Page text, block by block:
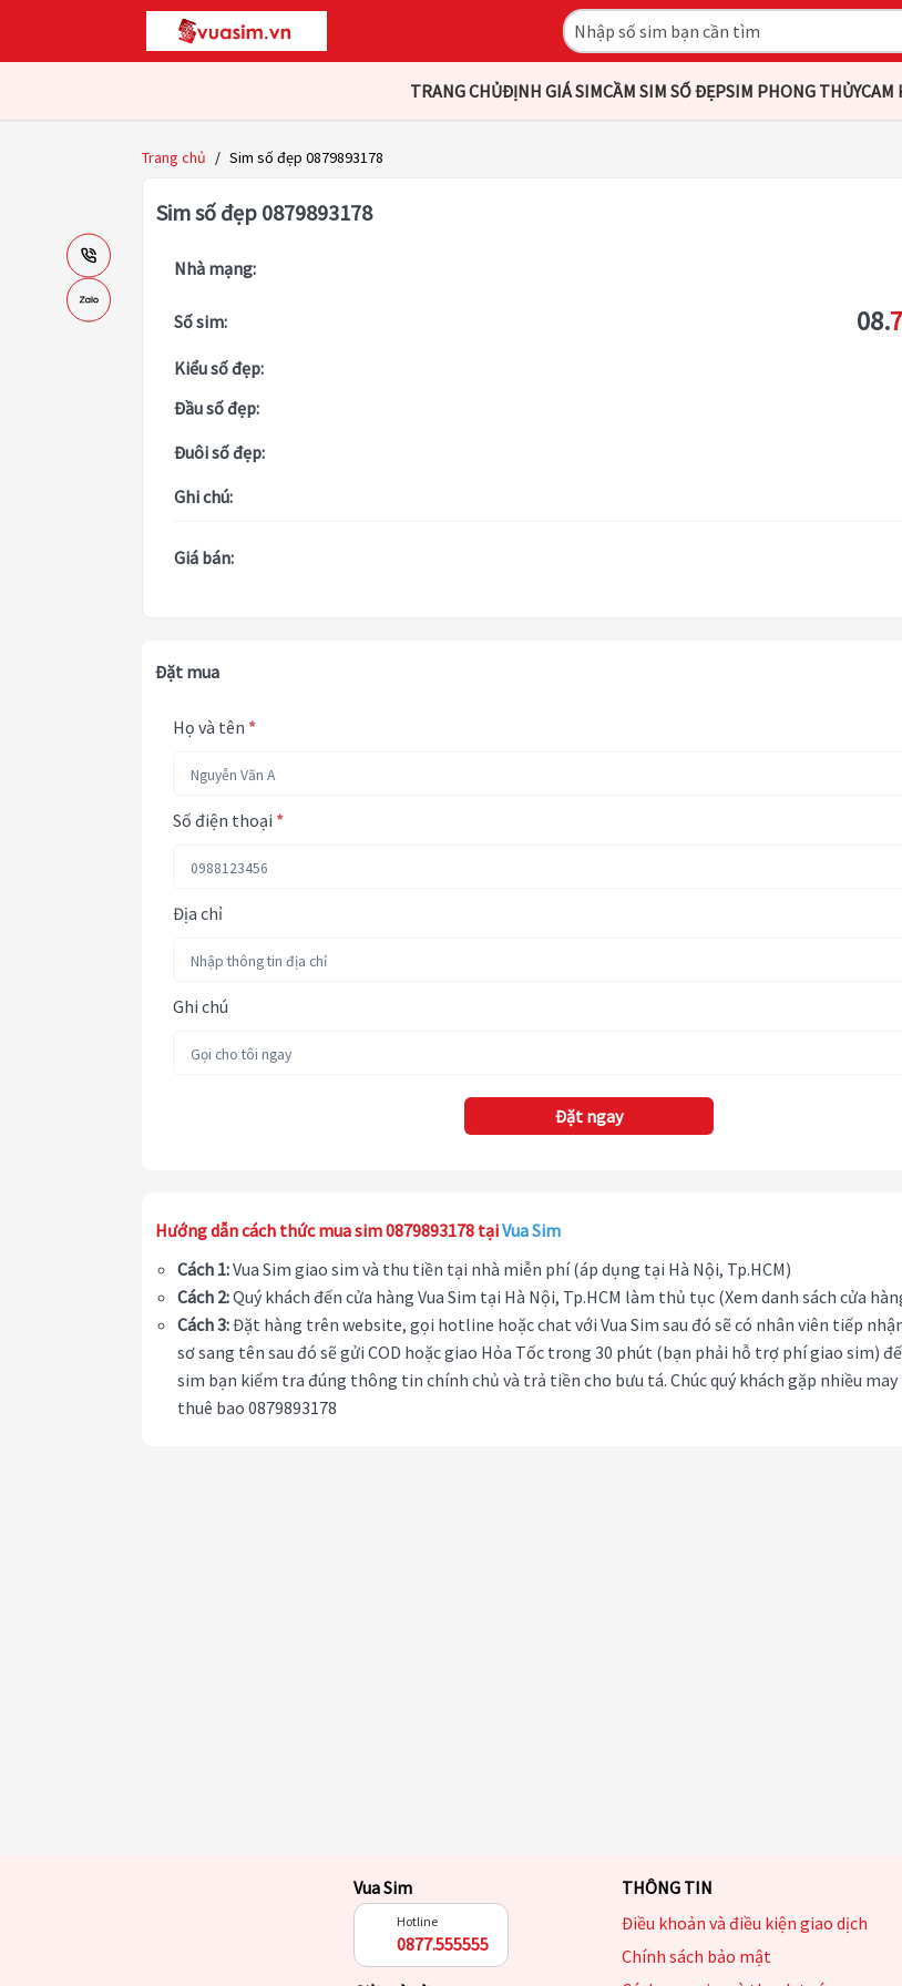
TRANG CHỦĐỊNH GIÁ SIMCẦM SIM SỐ ĐẸPSIM PHONG THỦYCAM
Trang chủ / Sim số đẹp 0879893178
Sim số đẹp 0879893178
Nhà mạng:
Số sim: 08.
Kiểu số đẹp:
Đầu số đẹp:
Đuôi số đẹp:
Ghi chú:
Giá bán:
Đặt mua
Họ và tên *
Số điện thoại *
Địa chỉ
Ghi chú
Đặt ngay
Hướng dẫn cách thức mua sim 0879893178 tạiVua Sim
Cách 1:Vua Sim giao sim và thu tiền tại nhà miễn phí (áp dụng tại Hà Nội, Tp.HCM)
Cách 2:Quý khách đến cửa hàng Vua Sim tại Hà Nội, Tp.HCM làm thủ tục (Xem danh sách cửa
Cách 3:Đặt hàng trên website, gọi hotline hoặc chat với Vua Sim sau đó sẽ có nhân viên tiếp
sơ sang tên sau đó sẽ gửi COD hoặc giao Hỏa Tốc trong 30 phút (bạn phải hỗ trợ phí giao sim)
sim bạn kiểm tra đúng thông tin chính chủ và trả tiền cho bưu tá. Chúc quý khách gặp nhiều may
thuê bao 0879893178
Vua Sim
Hotline
0877.555555
THÔNG TIN
Điều khoản và điều kiện giao dịch
Chính sách bảo mật